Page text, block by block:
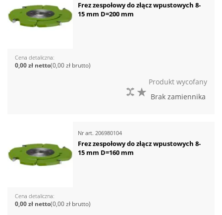
Frez zespołowy do złącz wpustowych 8-
15 mm D=200 mm
Cena detaliczna
0,00 zł
0,00 zł
DO PORÓWNANIA
Produkt wycofany
Brak zamiennika
Nr art. 206980104
Frez zespołowy do złącz wpustowych 8-
15 mm D=160 mm
Cena detaliczna
0,00 zł
0,00 zł